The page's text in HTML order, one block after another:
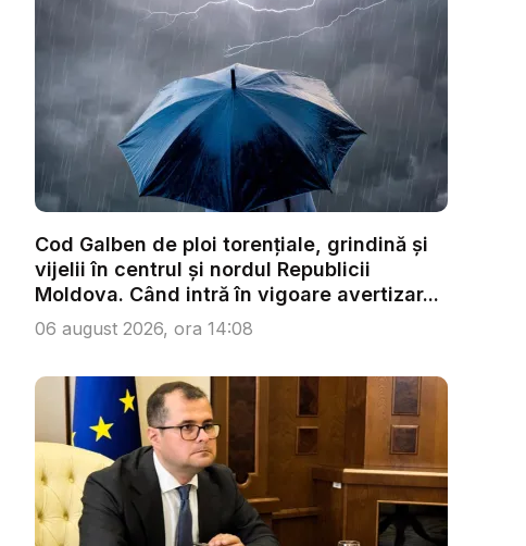
Cod Galben de ploi torențiale, grindină și
vijelii în centrul și nordul Republicii
Moldova. Când intră în vigoare avertizar...
06 august 2026, ora 14:08